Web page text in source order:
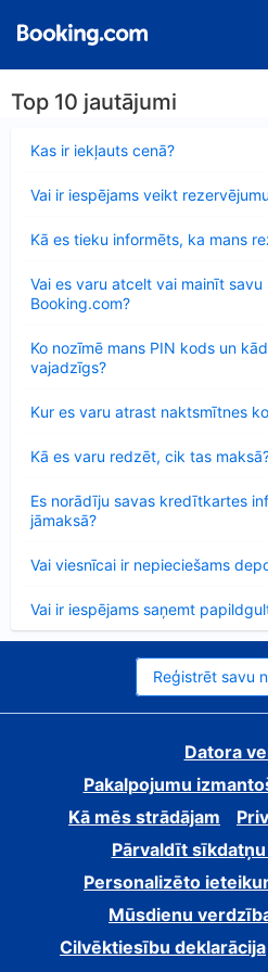
Top 10 jautājumi
Kas ir iekļauts cenā?
Vai ir iespējams veikt
Kā es tieku informēts, ka mans
Vai es varu atcelt vai mainīt
Booking.com?
Ko nozīmē mans PIN kods un
vajadzīgs?
Kur es varu atrast naktsmītnes
Kā es varu redzēt, cik tas
Es norādīju savas kredītkartes
jāmaksā?
Vai viesnīcai ir nepieciešams
Vai ir iespējams saņemt
Reģistrēt savu
Datora
Pakalpojumu
Kā mēs strādājam
Pārvaldīt
Personalizēto
Mūsdienu
Cilvēktiesību deklarācija